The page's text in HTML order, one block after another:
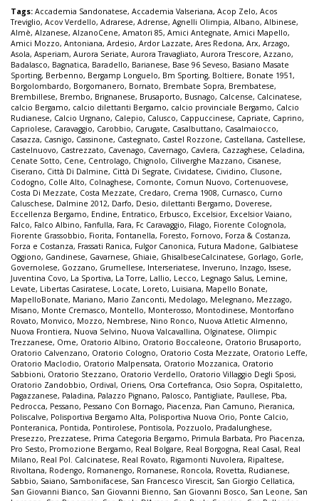
Tags: Accademia Sandonatese, Accademia Valseriana, Acop Zelo, Acos
Treviglio, Acov Verdello, Adrarese, Adrense, Agnelli Olimpia, Albano, Albinese,
Almè, Alzanese, AlzanoCene, Amatori 85, Amici Antegnate, Amici Mapello,
Amici Mozzo, Antoniana, Ardesio, Ardor Lazzate, Ares Redona, Arx, Arzago,
Asola, Asperiam, Aurora Seriate, Aurora Travagliato, Aurora Trescore, Azzano,
Badalasco, Bagnatica, Baradello, Barianese, Base 96 Seveso, Basiano Masate
Sporting, Berbenno, Bergamp Longuelo, Bm Sporting, Boltiere, Bonate 1951,
Borgolombardo, Borgomanero, Bornato, Brembate Sopra, Brembatese,
Brembillese, Brembo, Brignanese, Brusaporto, Busnago, Calcense, Calcinatese,
calcio Bergamo, calcio dilettanti Bergamo, calcio provinciale Bergamo, Calcio
Rudianese, Calcio Urgnano, Calepio, Calusco, Cappuccinese, Capriate, Caprino,
Capriolese, Caravaggio, Carobbio, Carugate, Casalbuttano, Casalmaiocco,
Casazza, Casnigo, Cassinone, Castegnato, Castel Rozzone, Castellana, Castellese,
Castelnuovo, Castrezzato, Cavenago, Cavernago, Cavlera, Cazzaghese, Celadina,
Cenate Sotto, Cene, Centrolago, Chignolo, Ciliverghe Mazzano, Cisanese,
Ciserano, Città Di Dalmine, Città Di Segrate, Cividatese, Cividino, Clusone,
Codogno, Colle Alto, Colnaghese, Comonte, Comun Nuovo, Cortenuovese,
Costa Di Mezzate, Costa Mezzate, Credaro, Crema 1908, Curnasco, Curno
Caluschese, Dalmine 2012, Darfo, Desio, dilettanti Bergamo, Doverese,
Eccellenza Bergamo, Endine, Entratico, Erbusco, Excelsior, Excelsior Vaiano,
Falco, Falco Albino, Fanfulla, Fara, Fc Caravaggio, Filago, Fiorente Colognola,
Fiorente Grassobbio, Fiorita, Fontanella, Foresto, Fornovo, Forza & Costanza,
Forza e Costanza, Frassati Ranica, Fulgor Canonica, Futura Madone, Galbiatese
Oggiono, Gandinese, Gavarnese, Ghiaie, GhisalbeseCalcinatese, Gorlago, Gorle,
Governolese, Gozzano, Grumellese, Interseriatese, Inveruno, Inzago, Issese,
Juventina Covo, La Sportiva, La Torre, Lallio, Lecco, Legnago Salus, Lemine,
Levate, Libertas Casiratese, Locate, Loreto, Luisiana, Mapello Bonate,
MapelloBonate, Mariano, Mario Zanconti, Medolago, Melegnano, Mezzago,
Misano, Monte Cremasco, Montello, Monterosso, Montodinese, Montorfano
Rovato, Monvico, Mozzo, Nembrese, Nino Ronco, Nuova Atletic Almenno,
Nuova Frontiera, Nuova Selvino, Nuova Valcavallina, Olginatese, Olimpic
Trezzanese, Ome, Oratorio Albino, Oratorio Boccaleone, Oratorio Brusaporto,
Oratorio Calvenzano, Oratorio Cologno, Oratorio Costa Mezzate, Oratorio Leffe,
Oratorio Maclodio, Oratorio Malpensata, Oratorio Mozzanica, Oratorio
Sabbioni, Oratorio Stezzano, Oratorio Verdello, Oratorio Villaggio Degli Sposi,
Oratorio Zandobbio, Ordival, Oriens, Orsa Cortefranca, Osio Sopra, Ospitaletto,
Pagazzanese, Paladina, Palazzo Pignano, Palosco, Pantigliate, Paullese, Pba,
Pedrocca, Pessano, Pessano Con Bornago, Piacenza, Pian Camuno, Pieranica,
Poliscalve, Polisportiva Bergamo Alta, Polisportiva Nuova Orio, Ponte Calcio,
Ponteranica, Pontida, Pontirolese, Pontisola, Pozzuolo, Pradalunghese,
Presezzo, Prezzatese, Prima Categoria Bergamo, Primula Barbata, Pro Piacenza,
Pro Sesto, Promozione Bergamo, Real Bolgare, Real Borgogna, Real Casal, Real
Milano, Real Pol. Calcinatese, Real Rovato, Rigamonti Nuvolera, Ripaltese,
Rivoltana, Rodengo, Romanengo, Romanese, Roncola, Rovetta, Rudianese,
Sabbio, Saiano, Sambonifacese, San Francesco Virescit, San Giorgio Cellatica,
San Giovanni Bianco, San Giovanni Bienno, San Giovanni Bosco, San Leone, San